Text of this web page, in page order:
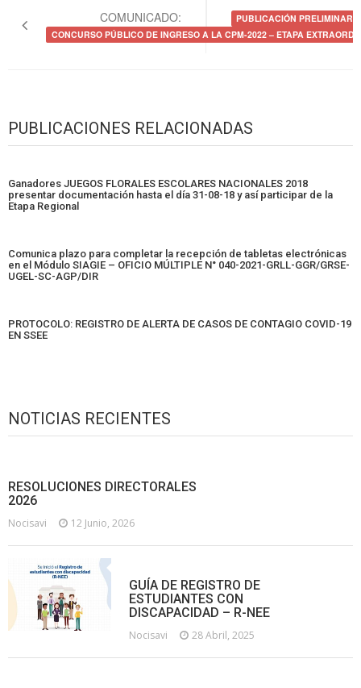
de
entradas
COMUNICADO:
CONCURSO PÚBLICO DE INGRESO A LA CPM-2022 – ETAPA
PUBLICACIÓN PRELIMINAR
PUBLICACIONES RELACIONADAS
Ganadores JUEGOS FLORALES ESCOLARES NACIONALES 2018
presentar documentación hasta el día 31-08-18 y así participar de la
Etapa Regional
Comunica plazo para completar la recepción de tabletas electrónicas
en el Módulo SIAGIE – OFICIO MÚLTIPLE N° 040-2021-GRLL-GGR/GRSE-
UGEL-SC-AGP/DIR
PROTOCOLO: REGISTRO DE ALERTA DE CASOS DE CONTAGIO COVID-19
EN SSEE
NOTICIAS RECIENTES
RESOLUCIONES DIRECTORALES
2026
Nocisavi 12 Junio, 2026
GUÍA DE REGISTRO DE
ESTUDIANTES CON
DISCAPACIDAD – R-NEE
Nocisavi 28 Abril, 2025